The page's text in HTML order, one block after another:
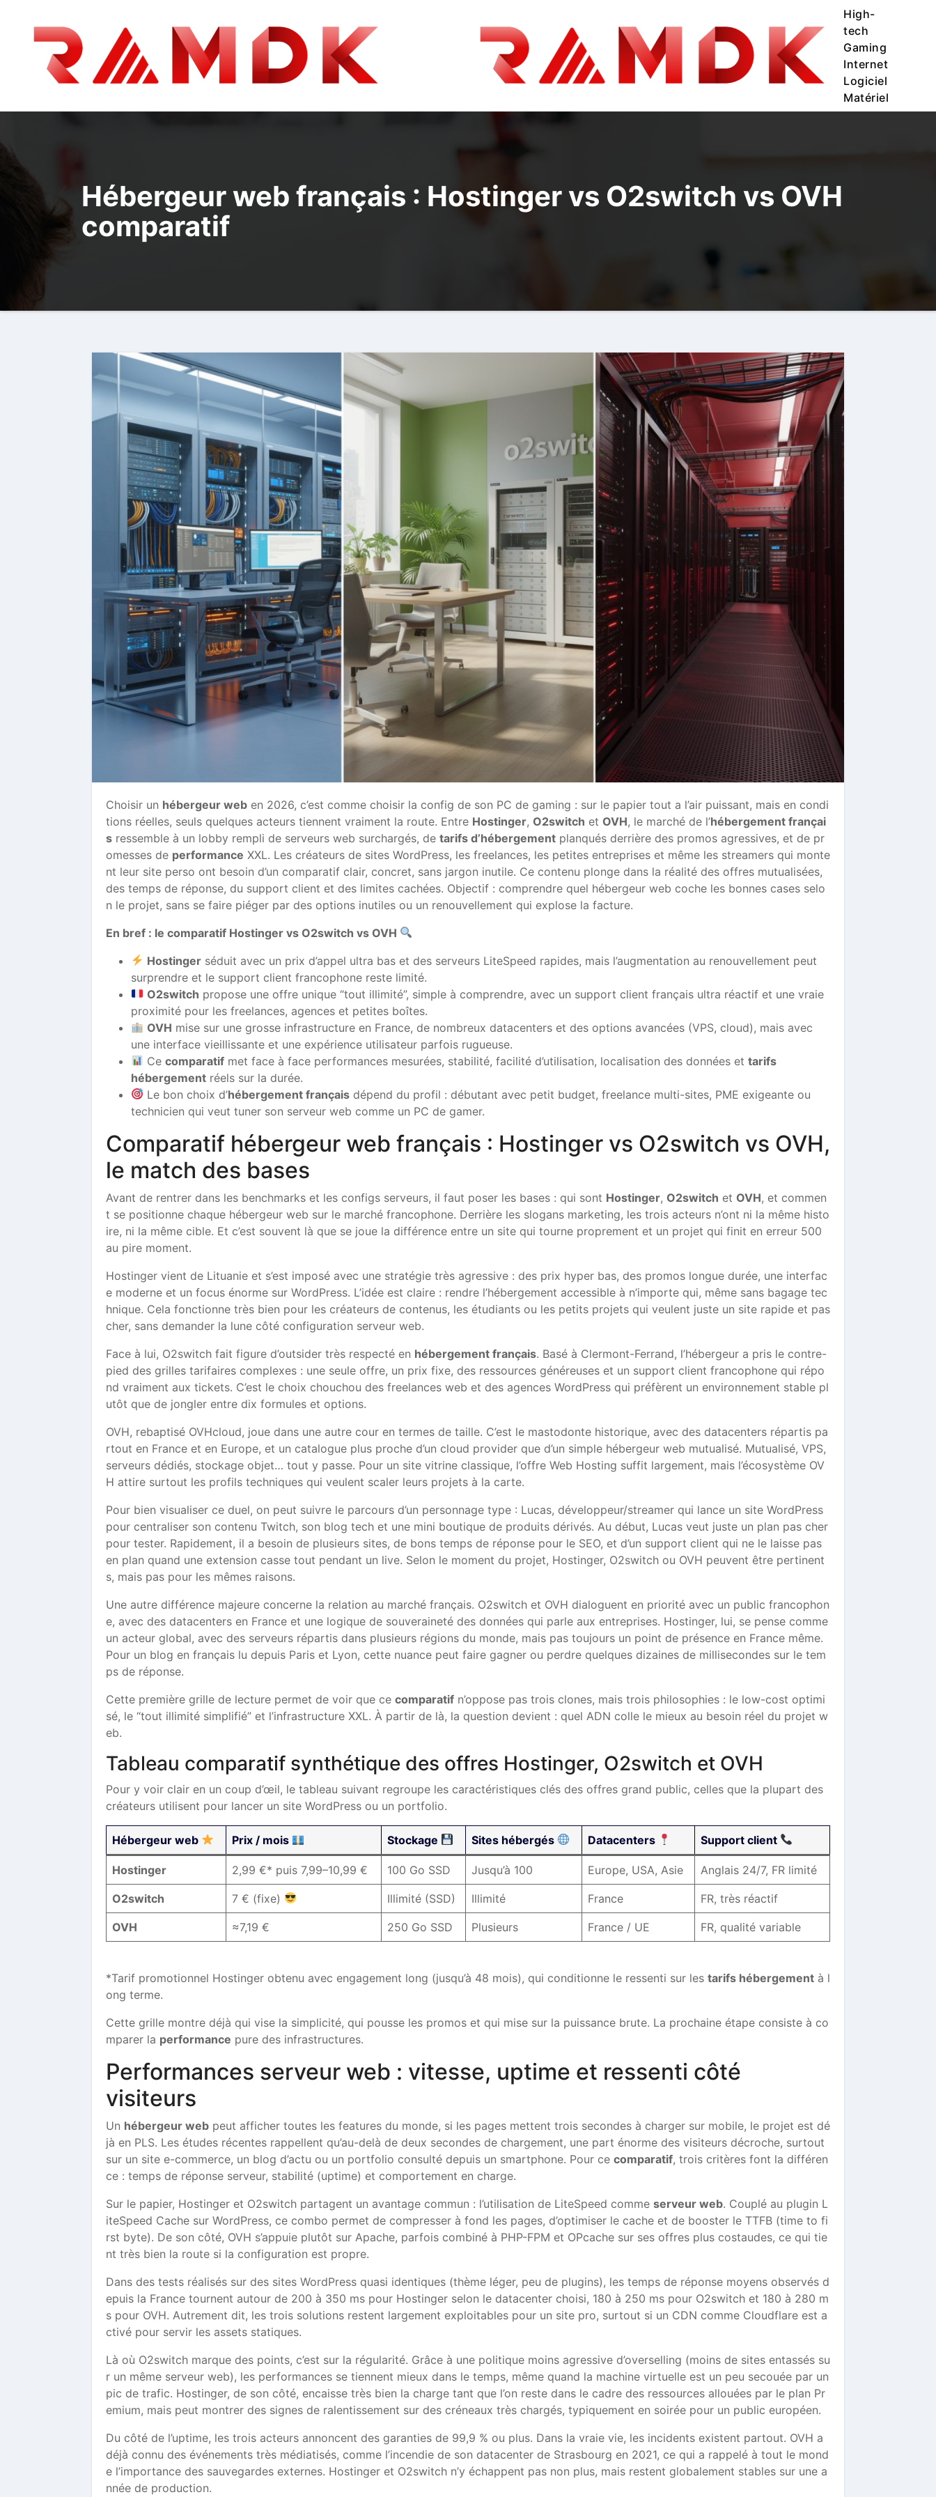
contenu
High-
tech
Gaming
Internet
Logiciel
Matériel
Hébergeur web français : Hostinger vs O2switch vs OVH
comparatif
Choisir un hébergeur web en 2026, c’est comme choisir la config de son PC de gaming : sur le papier tout a l’air puissant, mais en condi
tions réelles, seuls quelques acteurs tiennent vraiment la route. Entre Hostinger, O2switch et OVH, le marché de l’hébergement françai
s ressemble à un lobby rempli de serveurs web surchargés, de tarifs d’hébergement planqués derrière des promos agressives, et de pr
omesses de performance XXL. Les créateurs de sites WordPress, les freelances, les petites entreprises et même les streamers qui monte
nt leur site perso ont besoin d’un comparatif clair, concret, sans jargon inutile. Ce contenu plonge dans la réalité des offres mutualisées,
des temps de réponse, du support client et des limites cachées. Objectif : comprendre quel hébergeur web coche les bonnes cases selo
n le projet, sans se faire piéger par des options inutiles ou un renouvellement qui explose la facture.
En bref : le comparatif Hostinger vs O2switch vs OVH
Hostinger séduit avec un prix d’appel ultra bas et des serveurs LiteSpeed rapides, mais l’augmentation au renouvellement peut
surprendre et le support client francophone reste limité.
O2switch propose une offre unique “tout illimité”, simple à comprendre, avec un support client français ultra réactif et une vraie
proximité pour les freelances, agences et petites boîtes.
OVH mise sur une grosse infrastructure en France, de nombreux datacenters et des options avancées (VPS, cloud), mais avec
une interface vieillissante et une expérience utilisateur parfois rugueuse.
Cecomparatif met face à face performances mesurées, stabilité, facilité d’utilisation, localisation des données ettarifs
hébergement réels sur la durée.
Le bon choix d’hébergement français dépend du profil : débutant avec petit budget, freelance multi-sites, PME exigeante ou
technicien qui veut tuner son serveur web comme un PC de gamer.
Comparatif hébergeur web français : Hostinger vs O2switch vs OVH,
le match des bases
Avant de rentrer dans les benchmarks et les configs serveurs, il faut poser les bases : qui sont Hostinger, O2switch et OVH, et commen
t se positionne chaque hébergeur web sur le marché francophone. Derrière les slogans marketing, les trois acteurs n’ont ni la même histo
ire, ni la même cible. Et c’est souvent là que se joue la différence entre un site qui tourne proprement et un projet qui finit en erreur 500
au pire moment.
Hostinger vient de Lituanie et s’est imposé avec une stratégie très agressive : des prix hyper bas, des promos longue durée, une interfac
e moderne et un focus énorme sur WordPress. L’idée est claire : rendre l’hébergement accessible à n’importe qui, même sans bagage tec
hnique. Cela fonctionne très bien pour les créateurs de contenus, les étudiants ou les petits projets qui veulent juste un site rapide et pas
cher, sans demander la lune côté configuration serveur web.
Face à lui, O2switch fait figure d’outsider très respecté en hébergement français. Basé à Clermont-Ferrand, l’hébergeur a pris le contre-
pied des grilles tarifaires complexes : une seule offre, un prix fixe, des ressources généreuses et un support client francophone qui répo
nd vraiment aux tickets. C’est le choix chouchou des freelances web et des agences WordPress qui préfèrent un environnement stable pl
utôt que de jongler entre dix formules et options.
OVH, rebaptisé OVHcloud, joue dans une autre cour en termes de taille. C’est le mastodonte historique, avec des datacenters répartis pa
rtout en France et en Europe, et un catalogue plus proche d’un cloud provider que d’un simple hébergeur web mutualisé. Mutualisé, VPS,
serveurs dédiés, stockage objet… tout y passe. Pour un site vitrine classique, l’offre Web Hosting suffit largement, mais l’écosystème OV
H attire surtout les profils techniques qui veulent scaler leurs projets à la carte.
Pour bien visualiser ce duel, on peut suivre le parcours d’un personnage type : Lucas, développeur/streamer qui lance un site WordPress
pour centraliser son contenu Twitch, son blog tech et une mini boutique de produits dérivés. Au début, Lucas veut juste un plan pas cher
pour tester. Rapidement, il a besoin de plusieurs sites, de bons temps de réponse pour le SEO, et d’un support client qui ne le laisse pas
en plan quand une extension casse tout pendant un live. Selon le moment du projet, Hostinger, O2switch ou OVH peuvent être pertinent
s, mais pas pour les mêmes raisons.
Une autre différence majeure concerne la relation au marché français. O2switch et OVH dialoguent en priorité avec un public francophon
e, avec des datacenters en France et une logique de souveraineté des données qui parle aux entreprises. Hostinger, lui, se pense comme
un acteur global, avec des serveurs répartis dans plusieurs régions du monde, mais pas toujours un point de présence en France même.
Pour un blog en français lu depuis Paris et Lyon, cette nuance peut faire gagner ou perdre quelques dizaines de millisecondes sur le tem
ps de réponse.
Cette première grille de lecture permet de voir que ce comparatif n’oppose pas trois clones, mais trois philosophies : le low-cost optimi
sé, le “tout illimité simplifié” et l’infrastructure XXL. À partir de là, la question devient : quel ADN colle le mieux au besoin réel du projet w
eb.
Tableau comparatif synthétique des offres Hostinger, O2switch et OVH
Pour y voir clair en un coup d’œil, le tableau suivant regroupe les caractéristiques clés des offres grand public, celles que la plupart des
créateurs utilisent pour lancer un site WordPress ou un portfolio.
Hébergeur web Prix / mois Stockage Sites hébergés Datacenters Support client
Hostinger 2,99 €* puis 7,99–10,99 € 100 Go SSD Jusqu’à 100 Europe, USA, Asie Anglais 24/7, FR limité
O2switch 7 € (fixe) Illimité (SSD) Illimité France FR, très réactif
OVH ≈7,19 € 250 Go SSD Plusieurs France / UE FR, qualité variable
*Tarif promotionnel Hostinger obtenu avec engagement long (jusqu’à 48 mois), qui conditionne le ressenti sur les tarifs hébergement à l
ong terme.
Cette grille montre déjà qui vise la simplicité, qui pousse les promos et qui mise sur la puissance brute. La prochaine étape consiste à co
mparer la performance pure des infrastructures.
Performances serveur web : vitesse, uptime et ressenti côté
visiteurs
Un hébergeur web peut afficher toutes les features du monde, si les pages mettent trois secondes à charger sur mobile, le projet est dé
jà en PLS. Les études récentes rappellent qu’au-delà de deux secondes de chargement, une part énorme des visiteurs décroche, surtout
sur un site e-commerce, un blog d’actu ou un portfolio consulté depuis un smartphone. Pour ce comparatif, trois critères font la différen
ce : temps de réponse serveur, stabilité (uptime) et comportement en charge.
Sur le papier, Hostinger et O2switch partagent un avantage commun : l’utilisation de LiteSpeed comme serveur web. Couplé au plugin L
iteSpeed Cache sur WordPress, ce combo permet de compresser à fond les pages, d’optimiser le cache et de booster le TTFB (time to fi
rst byte). De son côté, OVH s’appuie plutôt sur Apache, parfois combiné à PHP-FPM et OPcache sur ses offres plus costaudes, ce qui tie
nt très bien la route si la configuration est propre.
Dans des tests réalisés sur des sites WordPress quasi identiques (thème léger, peu de plugins), les temps de réponse moyens observés d
epuis la France tournent autour de 200 à 350 ms pour Hostinger selon le datacenter choisi, 180 à 250 ms pour O2switch et 180 à 280 m
s pour OVH. Autrement dit, les trois solutions restent largement exploitables pour un site pro, surtout si un CDN comme Cloudflare est a
ctivé pour servir les assets statiques.
Là où O2switch marque des points, c’est sur la régularité. Grâce à une politique moins agressive d’overselling (moins de sites entassés su
r un même serveur web), les performances se tiennent mieux dans le temps, même quand la machine virtuelle est un peu secouée par un
pic de trafic. Hostinger, de son côté, encaisse très bien la charge tant que l’on reste dans le cadre des ressources allouées par le plan Pr
emium, mais peut montrer des signes de ralentissement sur des créneaux très chargés, typiquement en soirée pour un public européen.
Du côté de l’uptime, les trois acteurs annoncent des garanties de 99,9 % ou plus. Dans la vraie vie, les incidents existent partout. OVH a
déjà connu des événements très médiatisés, comme l’incendie de son datacenter de Strasbourg en 2021, ce qui a rappelé à tout le mond
e l’importance des sauvegardes externes. Hostinger et O2switch n’y échappent pas non plus, mais restent globalement stables sur une a
nnée de production.